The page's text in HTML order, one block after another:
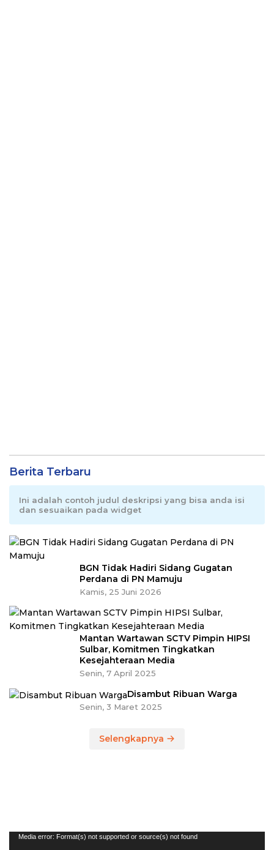
Berita Terbaru
Ini adalah contoh judul deskripsi yang bisa anda isi
dan sesuaikan pada widget
BGN Tidak Hadiri Sidang Gugatan
Perdana di PN Mamuju
Kamis, 25 Juni 2026
Mantan Wartawan SCTV Pimpin HIPSI
Sulbar, Komitmen Tingkatkan
Kesejahteraan Media
Senin, 7 April 2025
Disambut Ribuan Warga
Senin, 3 Maret 2025
Selengkapnya
Pemutar
Media error: Format(s) not supported or source(s) not found